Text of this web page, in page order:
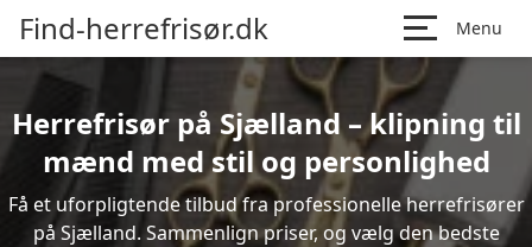
Find-herrefrisør.dk Menu
Herrefrisør på Sjælland – klipning til
mænd med stil og personlighed
Få et uforpligtende tilbud fra professionelle herrefrisører
på Sjælland. Sammenlign priser, og vælg den bedste